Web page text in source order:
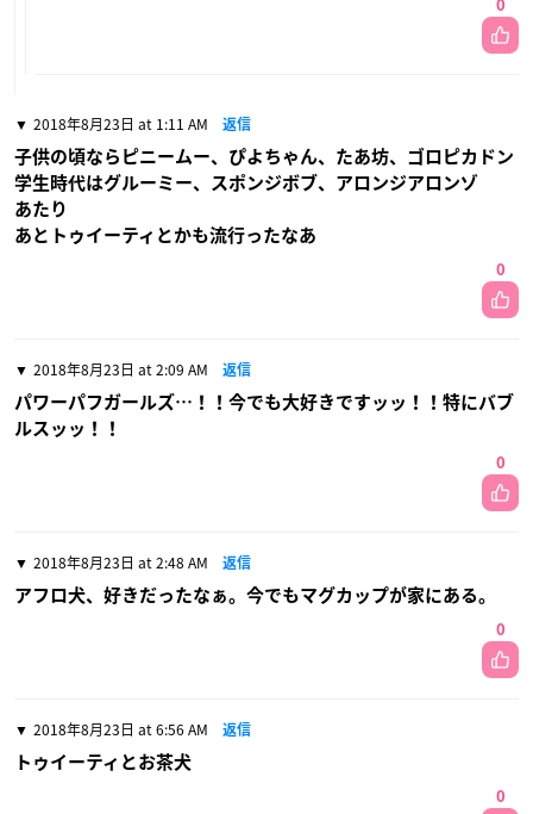
0
2018年8月23日 at 1:11 AM 返信
子供の頃ならピニームー、ぴよちゃん、たあ坊、ゴロピカドン
学生時代はグルーミー、スポンジボブ、アロンジアロンゾ
あたり
あとトゥイーティとかも流行ったなあ
0
2018年8月23日 at 2:09 AM 返信
パワーパフガールズ…！！今でも大好きですッッ！！特にバブ
ルスッッ！！
0
2018年8月23日 at 2:48 AM 返信
アフロ犬、好きだったなぁ。今でもマグカップが家にある。
0
2018年8月23日 at 6:56 AM 返信
トゥイーティとお茶犬
0